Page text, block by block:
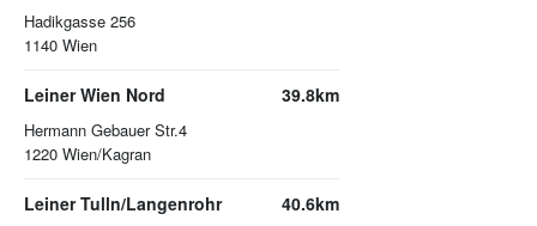
Hadikgasse 256
1140 Wien
Leiner Wien Nord
Hermann Gebauer Str.4
1220 Wien/Kagran
39.8km
Leiner Tulln/Langenrohr 40.6km